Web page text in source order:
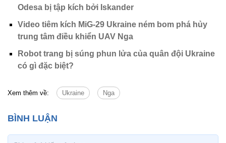
Odesa bị tập kích bởi Iskander
Video tiêm kích MiG-29 Ukraine ném bom phá hủy
trung tâm điều khiển UAV Nga
Robot trang bị súng phun lửa của quân đội Ukraine
có gì đặc biệt?
Xem thêm về: Ukraine Nga